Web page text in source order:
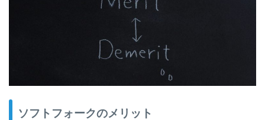
ソフトフォークのメリット